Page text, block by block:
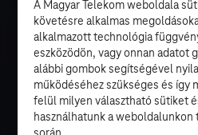
A Magyar Telekom weboldala
követésre alkalmas
alkalmazott technológia
eszközödön, vagy onnan adatot
alábbi gombok segítségével
működéséhez szükséges és így
felül milyen választható sütiket
használhatunk a